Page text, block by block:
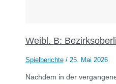
Weibl. B:
Spielberichte/ 25. Mai 2026
Nachdem in der